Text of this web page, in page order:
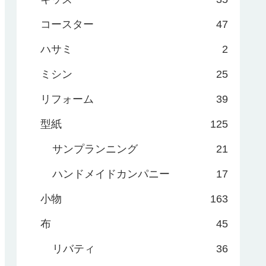
コースター 47
ハサミ 2
ミシン 25
リフォーム 39
型紙 125
サンプランニング 21
ハンドメイドカンパニー 17
小物 163
布 45
リバティ 36